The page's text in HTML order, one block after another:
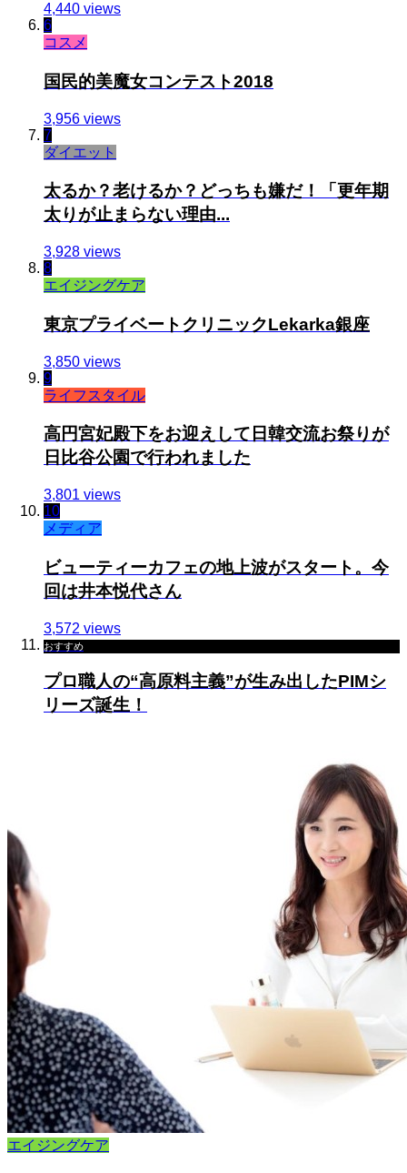
4,440 views
6
コスメ
国民的美魔女コンテスト2018
3,956 views
7
ダイエット
太るか？老けるか？どっちも嫌だ！「更年期
太りが止まらない理由...
3,928 views
8
エイジングケア
東京プライベートクリニックLekarka銀座
3,850 views
9
ライフスタイル
高円宮妃殿下をお迎えして日韓交流お祭りが
日比谷公園で行われました
3,801 views
10
メディア
ビューティーカフェの地上波がスタート。今
回は井本悦代さん
3,572 views
おすすめ
プロ職人の“高原料主義”が生み出したPIMシ
リーズ誕生！
エイジングケア